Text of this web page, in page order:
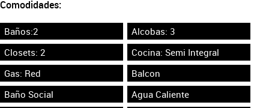
Comodidades:
Baños:2
Alcobas: 3
Closets: 2
Cocina: Semi Integral
Gas: Red
Balcon
Baño Social
Agua Caliente